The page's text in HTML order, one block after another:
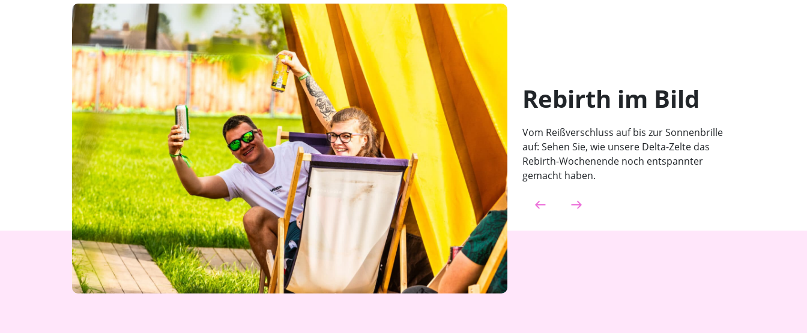
Rebirth im Bild
Vom Reißverschluss auf bis zur Sonnenbrille
auf: Sehen Sie, wie unsere Delta-Zelte das
Rebirth-Wochenende noch entspannter
gemacht haben.